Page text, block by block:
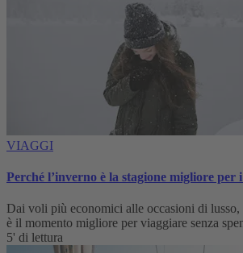
VIAGGI
Perché l’inverno è la stagione migliore per
Dai voli più economici alle occasioni di lusso,
è il momento migliore per viaggiare senza
5' di lettura